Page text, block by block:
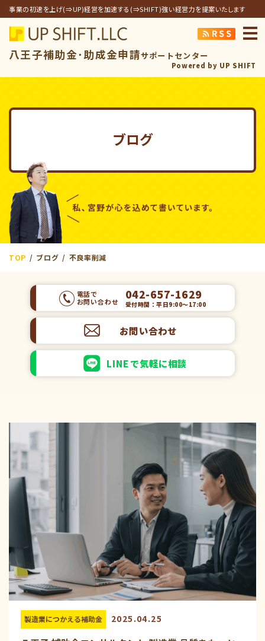
事業の初速を上げ(⇒UP)経営を加速する(⇒SHIFT)強い経営力を提案いたします
アップシフト合
八王子補助金･助成金申請サポートセンター
Powered by UP SHIFT
ブログ
TOP ブログ 不良率削減
電話で
お問い合わせ
042-657-1629
受付時間：平日9:00～17:00
お問い合わせ
LINEで気軽に相談
製造業につかえる補助金 2025.04.25